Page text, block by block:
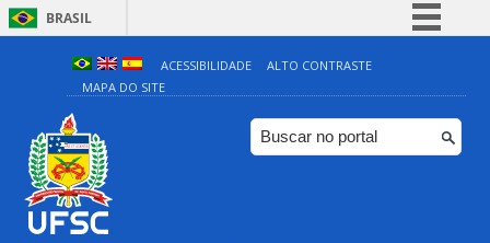
BRASIL
Simplifique!
Comunica BR
Participe
ACESSIBILIDADE
ALTO CONTRASTE
MAPA DO SITE